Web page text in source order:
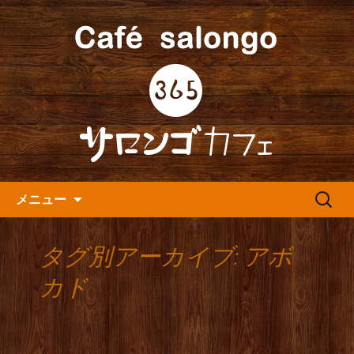
人形町の『365(サロンゴ)カフ
ェ』よりお知らせ
人形町の音楽カフェ『365カフェ』より
最新情報をお届けします。
メニュー
検
タグ別アーカイブ: アボ
カド